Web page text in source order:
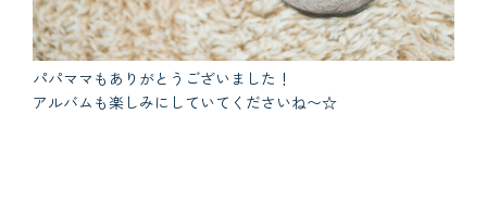
パパママもありがとうございました！
アルバムも楽しみにしていてくださいね〜☆